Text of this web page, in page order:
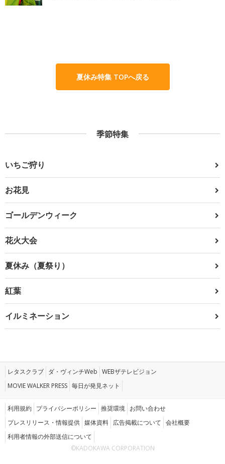
夏休み特集 TOPへ戻る
季節特集
いちご狩り
お花見
ゴールデンウィーク
花火大会
夏休み（夏祭り）
紅葉
イルミネーション
レタスクラブ ダ・ヴィンチWeb WEBザテレビジョン
MOVIE WALKER PRESS 毎日が発見ネット
利用規約 プライバシーポリシー 推奨環境 お問い合わせ
プレスリリース・情報提供 媒体資料 広告掲載について 会社概要
利用者情報の外部送信について
©KADOKAWA CORPORATION